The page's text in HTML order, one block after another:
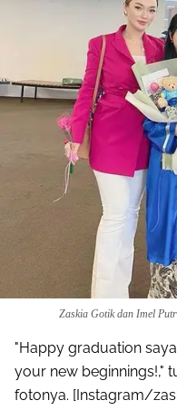
Zaskia Gotik dan Imel
"Happy graduation
your new beginnings!,"
fotonya. [Instagram/